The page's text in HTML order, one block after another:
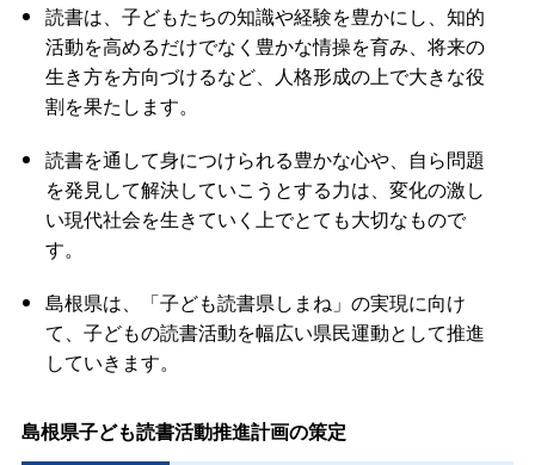
読書は、子どもたちの知識や経験を豊かにし、知的
活動を高めるだけでなく豊かな情操を育み、将来の
生き方を方向づけるなど、人格形成の上で大きな役
割を果たします。
読書を通して身につけられる豊かな心や、自ら問題
を発見して解決していこうとする力は、変化の激し
い現代社会を生きていく上でとても大切なもので
す。
島根県は、「子ども読書県しまね」の実現に向け
て、子どもの読書活動を幅広い県民運動として推進
していきます。
島根県子ども読書活動推進計画の策定